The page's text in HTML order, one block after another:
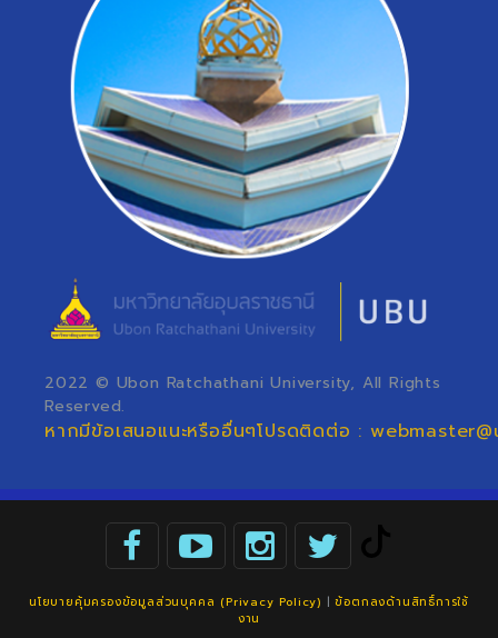
2022 © Ubon Ratchathani University, All Rights
Reserved.
หากมีข้อเสนอแนะหรืออื่นๆโปรดติดต่อ :
นโยบายคุ้มครองข้อมูลส่วนบุคคล (Privacy Policy) |ข้อตกลงด้านสิทธิ์การใช้
งาน